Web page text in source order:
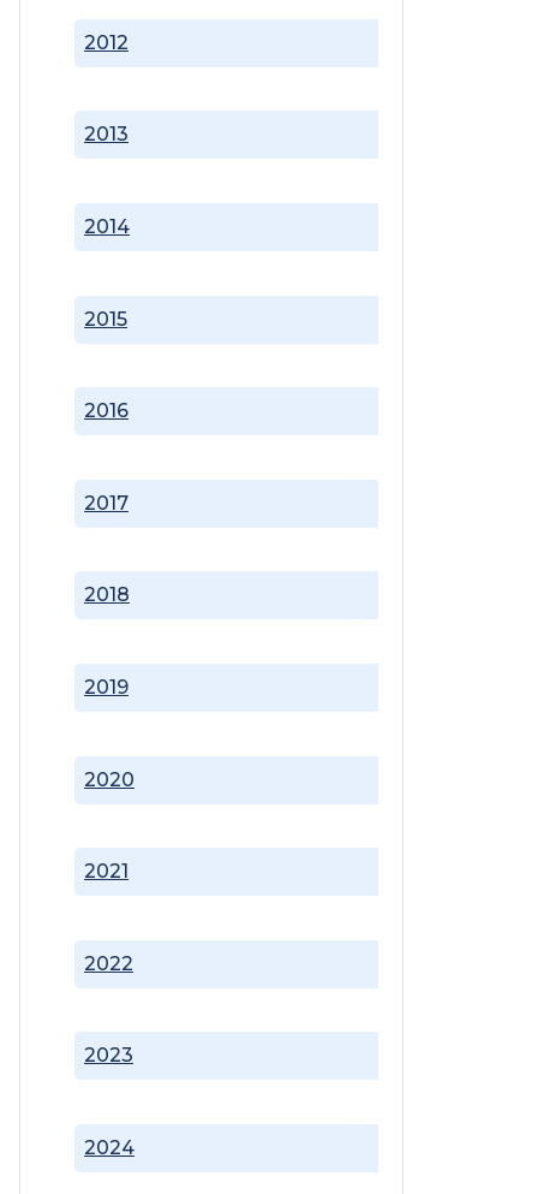
2012
2013
2014
2015
2016
2017
2018
2019
2020
2021
2022
2023
2024